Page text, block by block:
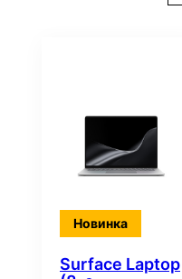
Новинка
Surface Laptop